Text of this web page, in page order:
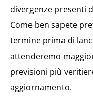
divergenze presenti
Come ben sapete
termine prima di
attenderemo
previsioni più
aggiornamento.